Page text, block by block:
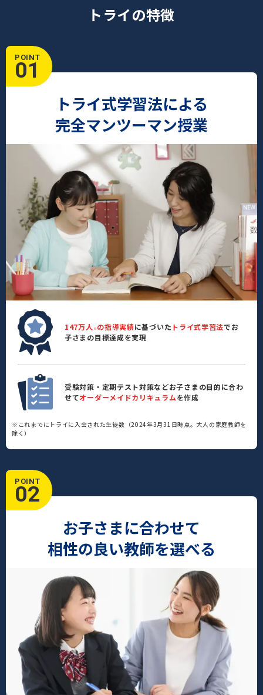
トライの特徴
POINT
01
トライ式学習法による
完全マンツーマン授業
147万人 ※ の指導実績に基づいた トライ式学習法でお
子さまの目標達成を実現
受験対策・定期テスト対策などお子さまの目的に合わ
せてオーダーメイドカリキュラムを作成
※これまでにトライに入会された生徒数（2024年3月31日時点。大人の家庭教師を
除く）
POINT
02
お子さまに合わせて
相性の良い教師を選べる